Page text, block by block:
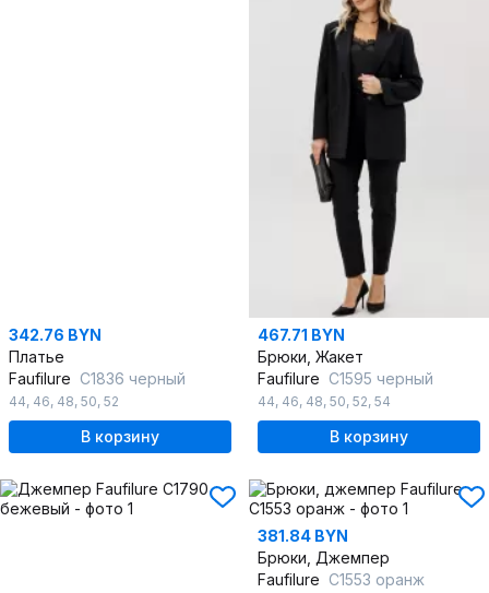
342.76 BYN
Платье
Faufilure C1836 черный
44, 46, 48, 50, 52
В корзину
467.71 BYN
Брюки, Жакет
Faufilure C1595 черный
44, 46, 48, 50, 52, 54
В корзину
381.84 BYN
Брюки, Джемпер
Faufilure C1553 оранж